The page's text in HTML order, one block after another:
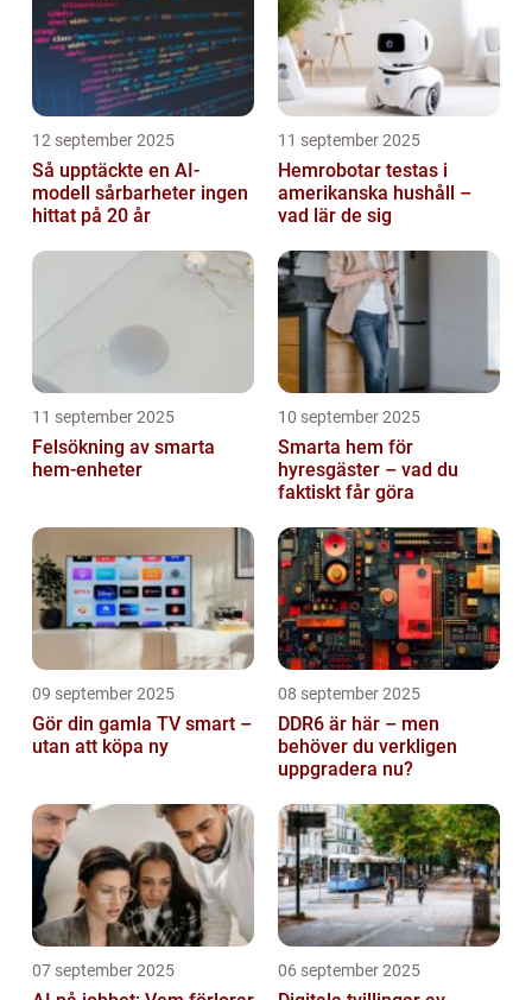
12 september 2025
Så upptäckte en AI-
modell sårbarheter ingen
hittat på 20 år
11 september 2025
Hemrobotar testas i
amerikanska hushåll –
vad lär de sig
11 september 2025
Felsökning av smarta
hem-enheter
10 september 2025
Smarta hem för
hyresgäster – vad du
faktiskt får göra
09 september 2025
Gör din gamla TV smart –
utan att köpa ny
08 september 2025
DDR6 är här – men
behöver du verkligen
uppgradera nu?
07 september 2025 06 september 2025